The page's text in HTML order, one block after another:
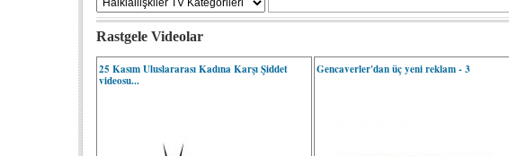
Rastgele Videolar
25 Kasım Uluslararası Kadına Karşı Şiddet
videosu...
Gencaverler'dan üç yeni reklam - 3